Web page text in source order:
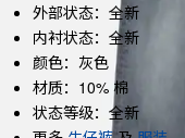
外部状态：全新
内衬状态：全新
颜色：灰色
材质：10% 棉
状态等级：全新